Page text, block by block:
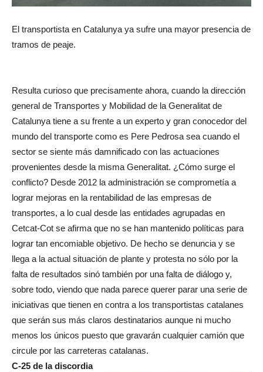
El transportista en Catalunya ya sufre una mayor presencia de
tramos de peaje.
Resulta curioso que precisamente ahora, cuando la dirección
general de Transportes y Mobilidad de la Generalitat de
Catalunya tiene a su frente a un experto y gran conocedor del
mundo del transporte como es Pere Pedrosa sea cuando el
sector se siente más damnificado con las actuaciones
provenientes desde la misma Generalitat. ¿Cómo surge el
conflicto? Desde 2012 la administración se comprometía a
lograr mejoras en la rentabilidad de las empresas de
transportes, a lo cual desde las entidades agrupadas en
Cetcat-Cot se afirma que no se han mantenido políticas para
lograr tan encomiable objetivo. De hecho se denuncia y se
llega a la actual situación de plante y protesta no sólo por la
falta de resultados sinó también por una falta de diálogo y,
sobre todo, viendo que nada parece querer parar una serie de
iniciativas que tienen en contra a los transportistas catalanes
que serán sus más claros destinatarios aunque ni mucho
menos los únicos puesto que gravarán cualquier camión que
circule por las carreteras catalanas.
C-25 de la discordia